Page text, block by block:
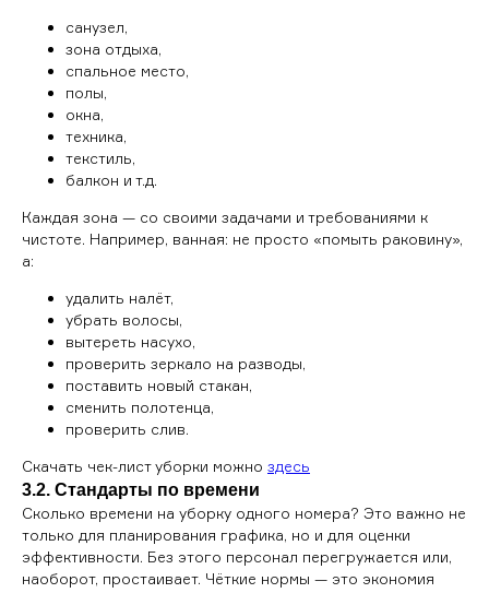
санузел,
зона отдыха,
спальное место,
полы,
окна,
техника,
текстиль,
балкон и т.д.
Каждая зона — со своими задачами и требованиями к
чистоте. Например, ванная: не просто «помыть раковину»,
а:
удалить налёт,
убрать волосы,
вытереть насухо,
проверить зеркало на разводы,
поставить новый стакан,
сменить полотенца,
проверить слив.
Скачать чек-лист уборки можно здесь
3.2. Стандарты по времени
Сколько времени на уборку одного номера? Это важно не
только для планирования графика, но и для оценки
эффективности. Без этого персонал перегружается или,
наоборот, простаивает. Чёткие нормы — это экономия